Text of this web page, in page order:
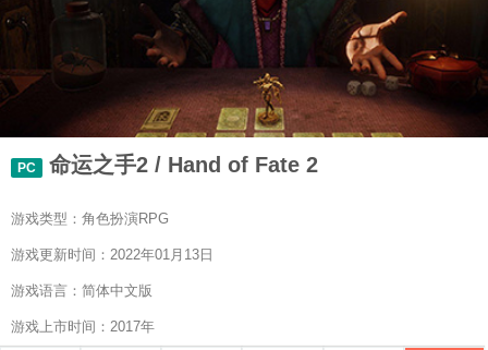
PC 命运之手2 / Hand of Fate 2
游戏类型：角色扮演RPG
游戏更新时间：2022年01月13日
游戏语言：简体中文版
游戏上市时间：2017年